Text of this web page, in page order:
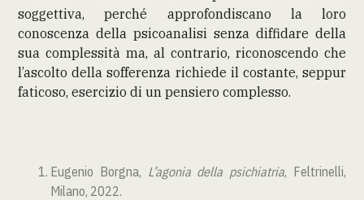
soggettiva, perché approfondiscano la loro
conoscenza della psicoanalisi senza diffidare della
sua complessità ma, al contrario, riconoscendo che
l’ascolto della sofferenza richiede il costante, seppur
faticoso, esercizio di un pensiero complesso.
Eugenio Borgna, L’agonia della psichiatria, Feltrinelli,
Milano, 2022.